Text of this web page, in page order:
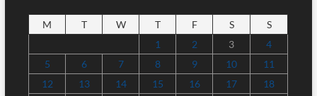
M T W T F S
S
1
2 3
4
5
6 7 8 9 10
11
12
13 14 15 16 17
18